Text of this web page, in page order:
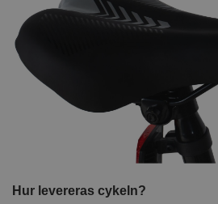
Hur levereras cykeln?